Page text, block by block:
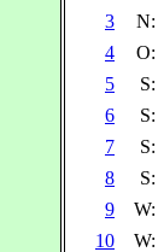
3 N:
4
O:
5
S:
6
S:
7
S:
8
S:
9
W:
10
W: